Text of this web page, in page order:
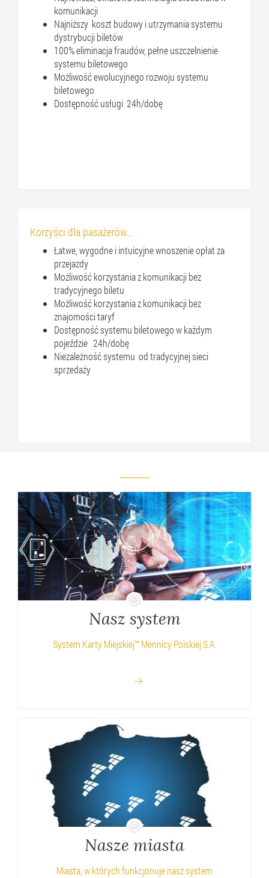
komunikacji
Najniższy koszt budowy i utrzymania systemu
dystrybucji biletów
100% eliminacja fraudów, pełne uszczelnienie
systemu biletowego
Możliwość ewolucyjnego rozwoju systemu
biletowego
Dostępność usługi 24h/dobę
Korzyści dla pasażerów…
Łatwe, wygodne i intuicyjne wnoszenie opłat za
przejazdy
Możliwość korzystania z komunikacji bez
tradycyjnego biletu
Możliwość korzystania z komunikacji bez
znajomości taryf
Dostępność systemu biletowego w każdym
pojeździe 24h/dobę
Niezależność systemu od tradycyjnej sieci
sprzedaży
Nasz system
System Karty Miejskiej™ Mennicy Polskiej S.A.
Nasze miasta
Miasta, w których funkcjonuje nasz system